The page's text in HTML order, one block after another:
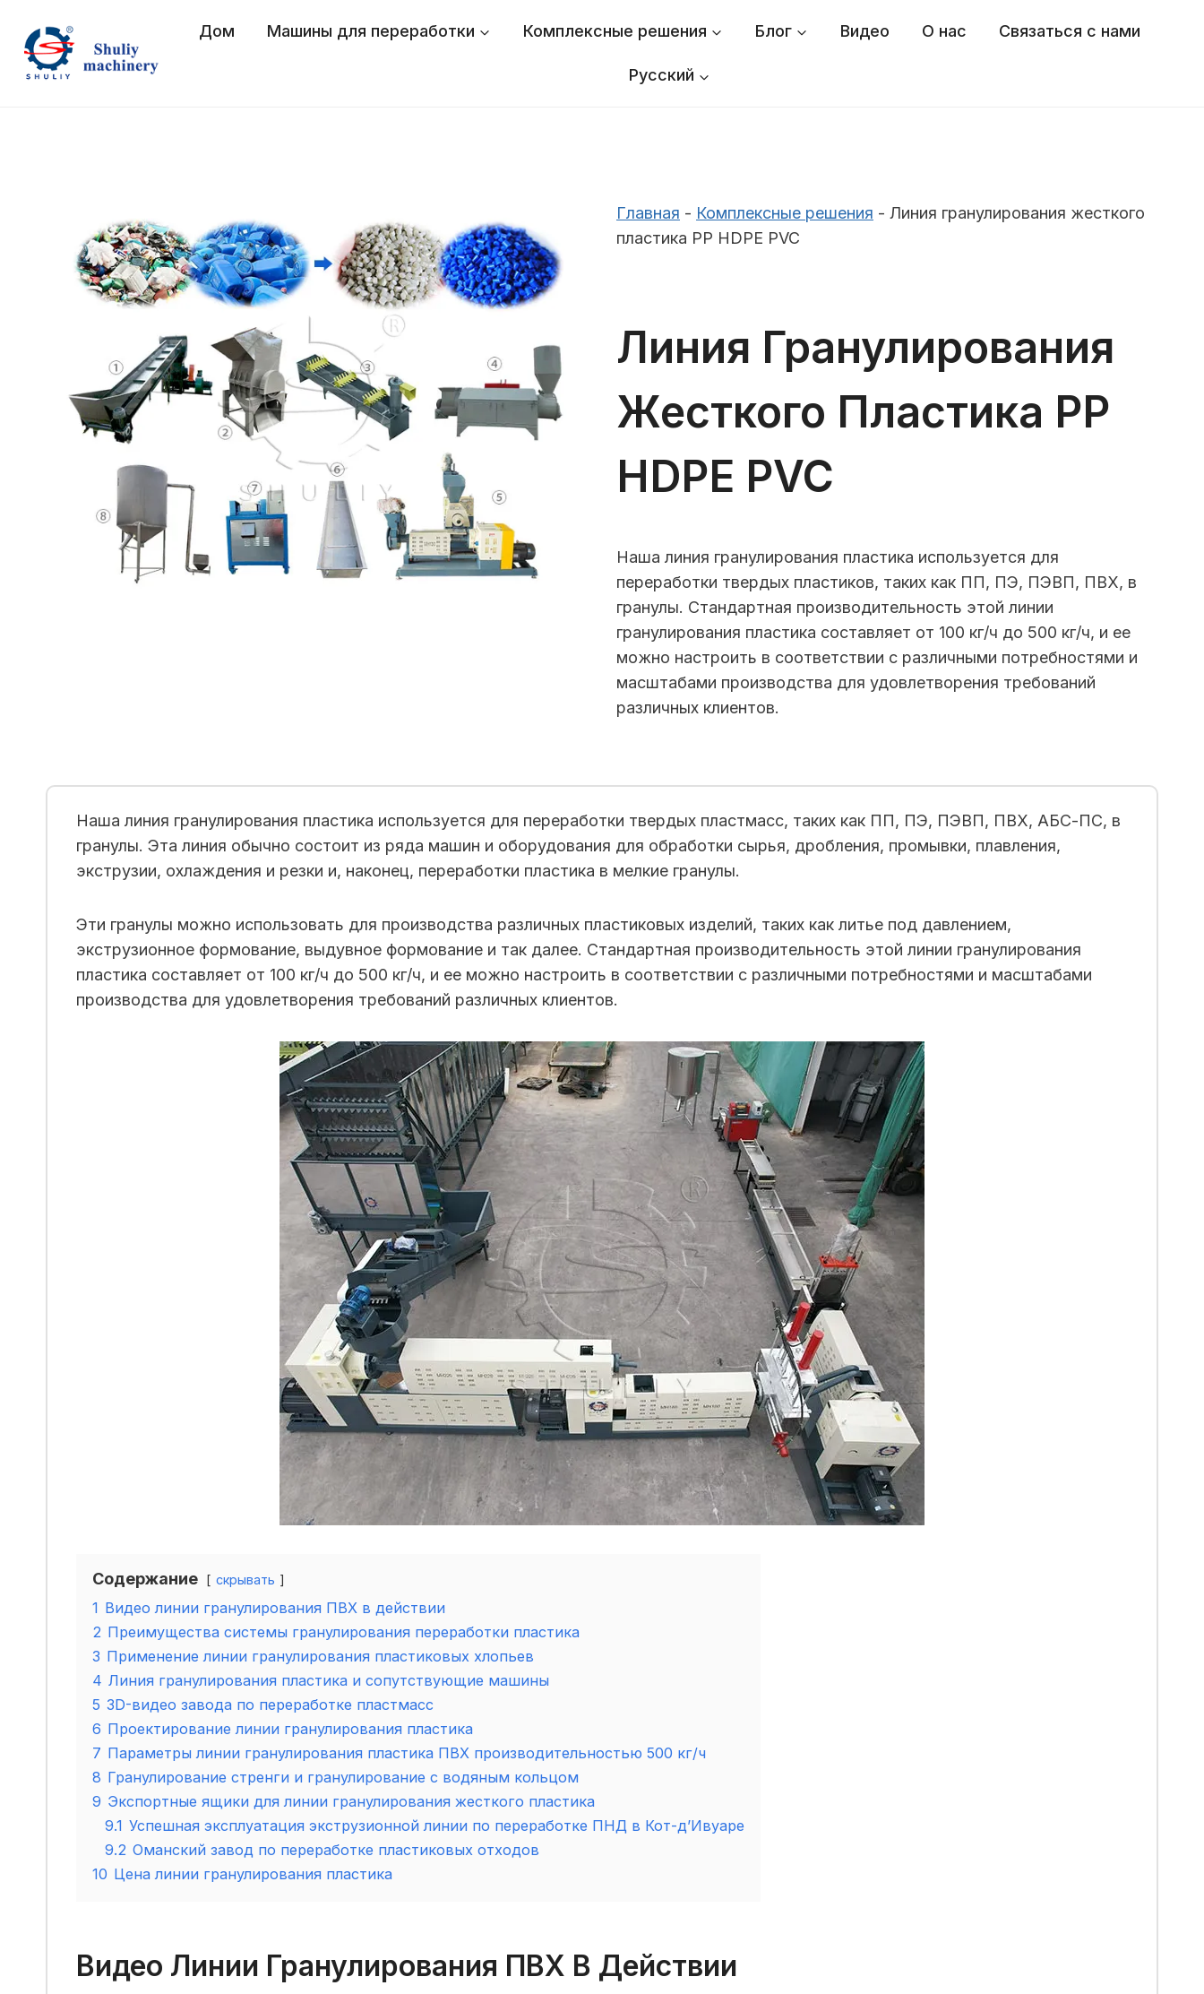
содержимому
Дом Машины для переработки Комплексные решения Блог Видео О нас Связаться с нами
Русский
Главная - Комплексные решения - Линия гранулирования жесткого
пластика PP HDPE PVC
Линия Гранулирования
Жесткого Пластика PP
HDPE PVC
Наша линия гранулирования пластика используется для
переработки твердых пластиков, таких как ПП, ПЭ, ПЭВП, ПВХ, в
гранулы. Стандартная производительность этой линии
гранулирования пластика составляет от 100 кг/ч до 500 кг/ч, и ее
можно настроить в соответствии с различными потребностями и
масштабами производства для удовлетворения требований
различных клиентов.
Наша линия гранулирования пластика используется для переработки твердых пластмасс, таких как ПП, ПЭ, ПЭВП, ПВХ, АБС-ПС, в
гранулы. Эта линия обычно состоит из ряда машин и оборудования для обработки сырья, дробления, промывки, плавления,
экструзии, охлаждения и резки и, наконец, переработки пластика в мелкие гранулы.
Эти гранулы можно использовать для производства различных пластиковых изделий, таких как литье под давлением,
экструзионное формование, выдувное формование и так далее. Стандартная производительность этой линии гранулирования
пластика составляет от 100 кг/ч до 500 кг/ч, и ее можно настроить в соответствии с различными потребностями и масштабами
производства для удовлетворения требований различных клиентов.
Содержание скрывать
1 Видео линии гранулирования ПВХ в действии
2 Преимущества системы гранулирования переработки пластика
3 Применение линии гранулирования пластиковых хлопьев
4 Линия гранулирования пластика и сопутствующие машины
5 3D-видео завода по переработке пластмасс
6 Проектирование линии гранулирования пластика
7 Параметры линии гранулирования пластика ПВХ производительностью 500 кг/ч
8 Гранулирование стренги и гранулирование с водяным кольцом
9 Экспортные ящики для линии гранулирования жесткого пластика
9.1 Успешная эксплуатация экструзионной линии по переработке ПНД в Кот-д’Ивуаре
9.2 Оманский завод по переработке пластиковых отходов
10 Цена линии гранулирования пластика
Видео Линии Гранулирования ПВХ В Действии